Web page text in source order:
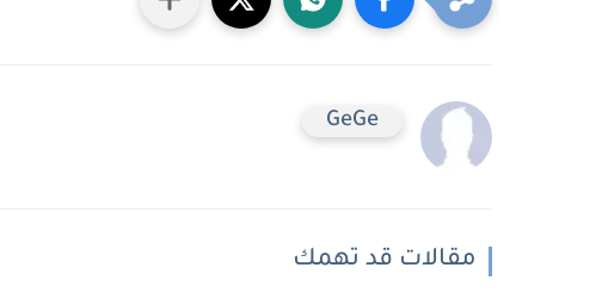
GeGe
مقالات قد تهمك